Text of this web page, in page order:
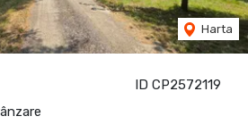
ID CP2572119
Harta